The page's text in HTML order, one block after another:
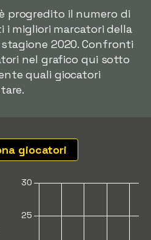
progredito il numero di
migliori marcatori della
2020. Confronti
nel grafico qui sotto 
quali giocatori
giocatori